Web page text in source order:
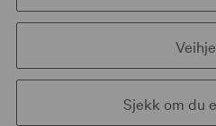
Sjekk om du